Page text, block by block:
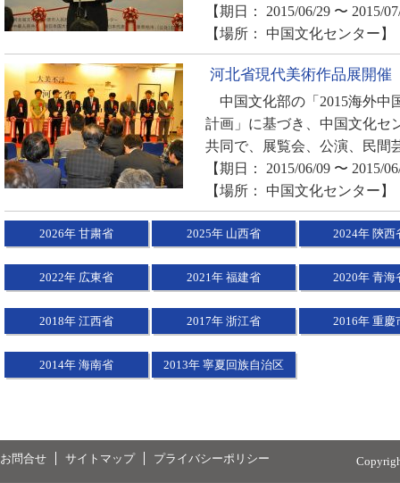
【期日： 2015/06/29 〜 2015/
【場所： 中国文化センター】
河北省現代美術作品展開催
中国文化部の「2015海外中
計画」に基づき、中国文化セ
共同で、展覧会、公演、民
【期日： 2015/06/09 〜 2015/
【場所： 中国文化センター】
2026年 甘粛省 2025年 山西省 2024年 陝西
2022年 広東省 2021年 福建省 2020年 青海
2018年 江西省 2017年 浙江省 2016年 重慶
2014年 海南省 2013年 寧夏回族自治区
お問合せ サイトマップ プライバシーポリシー